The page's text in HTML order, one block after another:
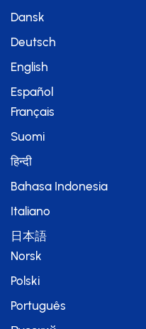
Dansk
Deutsch
English
Español
Français
Suomi
हिन्दी
Bahasa Indonesia
Italiano
日本語
Norsk
Polski
Português